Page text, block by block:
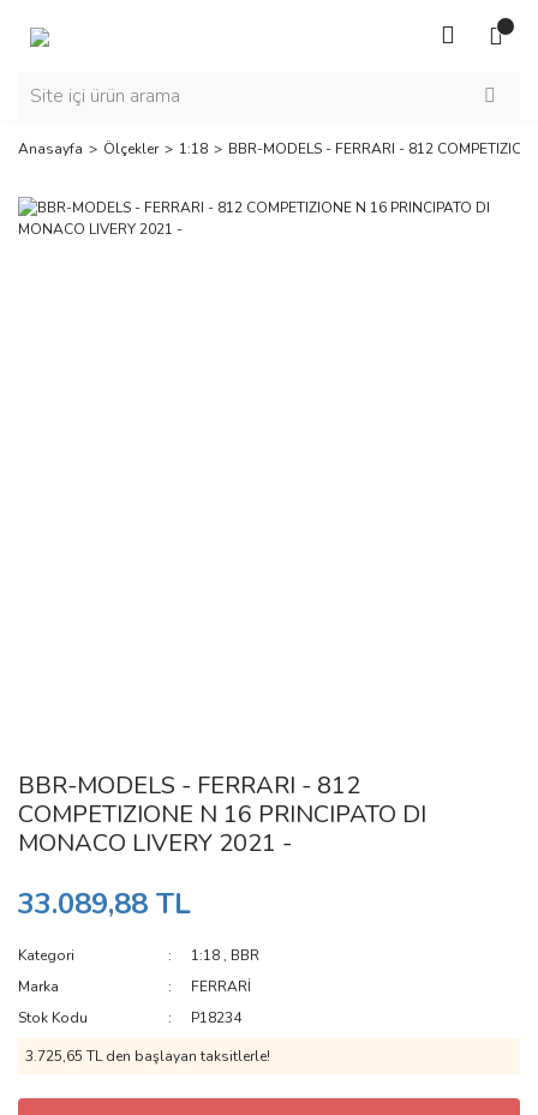
Anasayfa Ölçekler 1:18 BBR-MODELS - FERRARI - 812
BBR-MODELS - FERRARI - 812
COMPETIZIONE N 16 PRINCIPATO DI
MONACO LIVERY 2021 -
33.089,88 TL
Kategori 1:18 , BBR
Marka
FERRARİ
Stok Kodu
P18234
3.725,65 TL den başlayan taksitlerle!